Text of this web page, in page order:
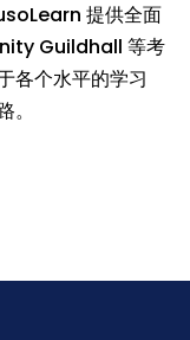
提供全面
Guildhall 等考
各个水平的学习